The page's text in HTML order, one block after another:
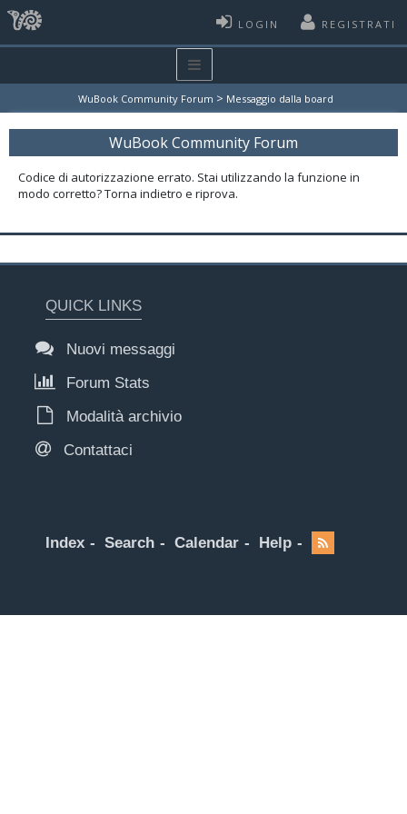
LOGIN REGISTRATI
WuBook Community Forum > Messaggio dalla board
WuBook Community Forum
Codice di autorizzazione errato. Stai utilizzando la funzione in
modo corretto? Torna indietro e riprova.
QUICK LINKS
Nuovi messaggi
Forum Stats
Modalità archivio
Contattaci
Index Search Calendar Help